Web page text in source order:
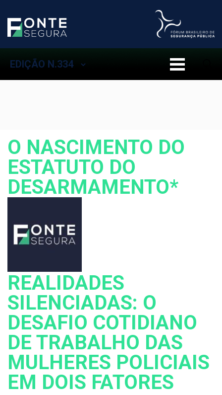
EDIÇÃO N.334
O NASCIMENTO DO
ESTATUTO DO
DESARMAMENTO*
REALIDADES
SILENCIADAS: O
DESAFIO COTIDIANO
DE TRABALHO DAS
MULHERES POLICIAIS
EM DOIS FATORES